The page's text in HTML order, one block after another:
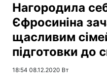
Нагородила
Єфросиніна
щасливим
підготовки до
18:54 08.12.2020 Вт